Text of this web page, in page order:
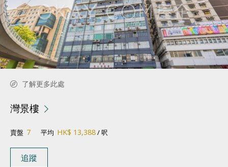
了解更多此處
灣景樓
賣盤 7 平均 HK$ 13,388/ 呎
追蹤